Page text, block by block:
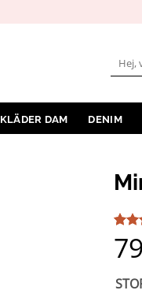
Sök
efter:
KLÄDER DAM DENIM
av 5
1